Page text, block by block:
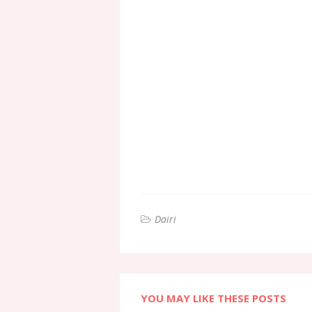
Dairi
YOU MAY LIKE THESE POSTS